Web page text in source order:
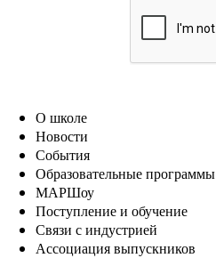
О школе
Новости
События
Образовательные программы
МАРШоу
Поступление и обучение
Связи с индустрией
Ассоциация выпускников